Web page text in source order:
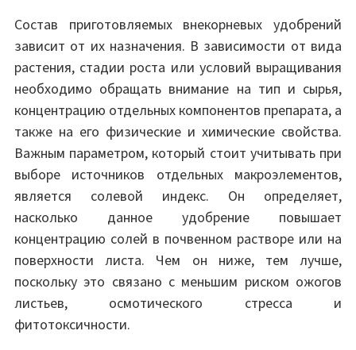
Состав приготовляемых внекорневых удобрений
зависит от их назначения. В зависимости от вида
растения, стадии роста или условий выращивания
необходимо обращать внимание на тип и сырья,
концентрацию отдельных компонентов препарата, а
также на его физические и химические свойства.
Важным параметром, который стоит учитывать при
выборе источников отдельных макроэлементов,
является солевой индекс. Он определяет,
насколько данное удобрение повышает
концентрацию солей в почвенном растворе или на
поверхности листа. Чем он ниже, тем лучше,
поскольку это связано с меньшим риском ожогов
листьев, осмотического стресса и
фитотоксичности.